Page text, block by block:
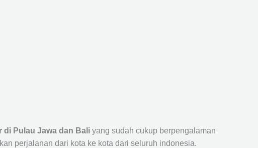
di Pulau Jawa dan Bali yang sudah cukup berpengalaman
perjalanan dari kota ke kota dari seluruh indonesia.